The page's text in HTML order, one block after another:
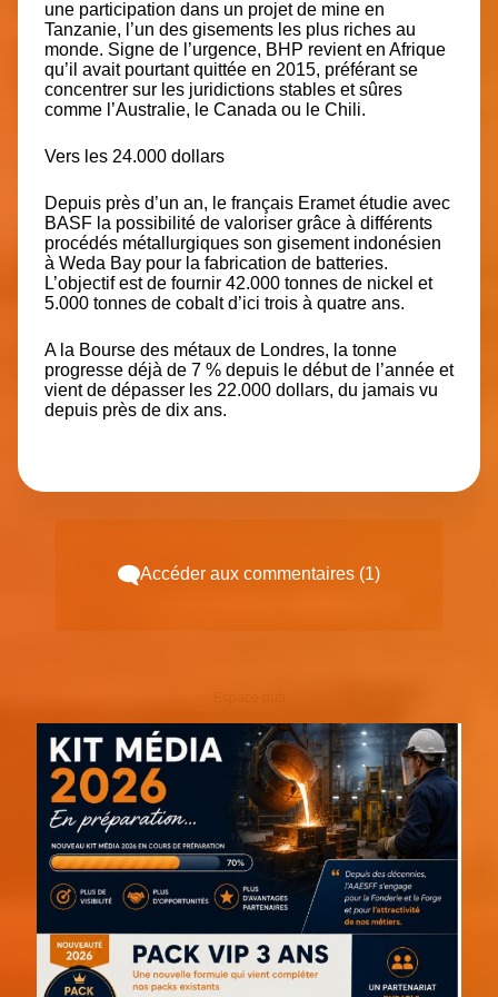
une participation dans un projet de mine en
Tanzanie, l’un des gisements les plus riches au
monde. Signe de l’urgence, BHP revient en Afrique
qu’il avait pourtant quittée en 2015, préférant se
concentrer sur les juridictions stables et sûres
comme l’Australie, le Canada ou le Chili.
Vers les 24.000 dollars
Depuis près d’un an, le français Eramet étudie avec
BASF la possibilité de valoriser grâce à différents
procédés métallurgiques son gisement indonésien
à Weda Bay pour la fabrication de batteries.
L’objectif est de fournir 42.000 tonnes de nickel et
5.000 tonnes de cobalt d’ici trois à quatre ans.
A la Bourse des métaux de Londres, la tonne
progresse déjà de 7 % depuis le début de l’année et
vient de dépasser les 22.000 dollars, du jamais vu
depuis près de dix ans.
Accéder aux commentaires (1)